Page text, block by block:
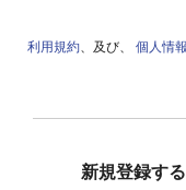
利用規約、及び、 個人情
新規登録す